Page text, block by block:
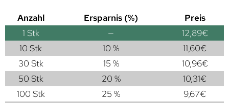
Anzahl Ersparnis (%)
Preis
1 Stk — 12,89€
10 Stk
10 % 11,60€
30 Stk
15 % 10,96€
50 Stk
20 % 10,31€
100 Stk
25 % 9,67€